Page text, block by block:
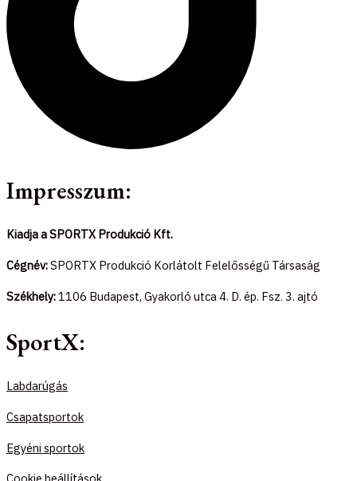
Impresszum:
Kiadja a SPORTX Produkció Kft.
Cégnév:SPORTX Produkció Korlátolt Felelősségű Társaság
Székhely:1106 Budapest, Gyakorló utca 4. D. ép. Fsz. 3. ajtó
SportX:
Labdarúgás
Csapatsportok
Egyéni sportok